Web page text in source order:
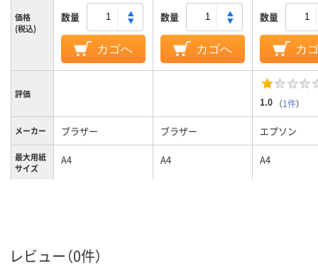
価格
(税込)
数量
カゴへ
数量
カゴへ
数量
カ
評価
1.0 （1件）
メーカー ブラザー ブラザー エプソン
最大用紙
サイズ
A4 A4 A4
レビュー（0件）